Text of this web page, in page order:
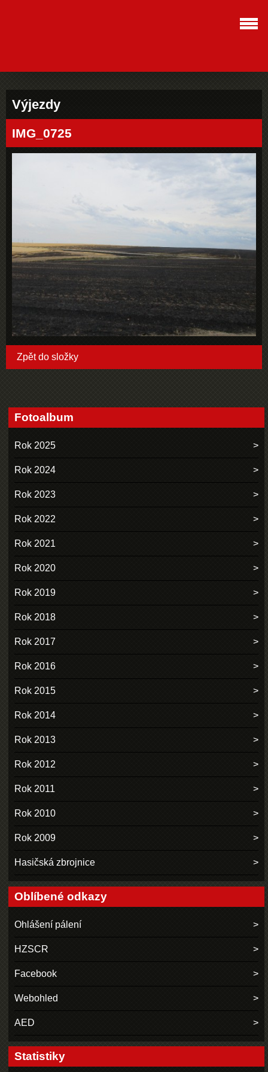
Výjezdy
IMG_0725
Zpět do složky
Fotoalbum
Rok 2025
Rok 2024
Rok 2023
Rok 2022
Rok 2021
Rok 2020
Rok 2019
Rok 2018
Rok 2017
Rok 2016
Rok 2015
Rok 2014
Rok 2013
Rok 2012
Rok 2011
Rok 2010
Rok 2009
Hasičská zbrojnice
Oblíbené odkazy
Ohlášení pálení
HZSCR
Facebook
Webohled
AED
Statistiky